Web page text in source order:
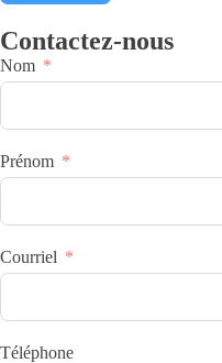
Contactez-nous
Nom
Prénom
Courriel
Téléphone